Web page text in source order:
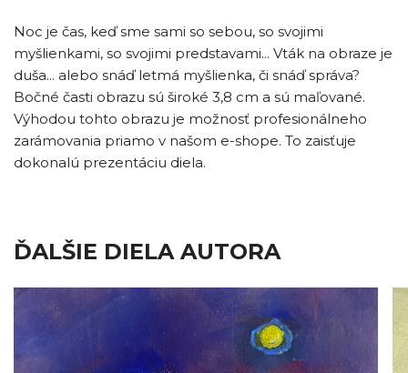
Noc je čas, keď sme sami so sebou, so svojimi
myšlienkami, so svojimi predstavami... Vták na obraze je
duša... alebo snáď letmá myšlienka, či snáď správa?
Bočné časti obrazu sú široké 3,8 cm a sú maľované.
Výhodou tohto obrazu je možnosť profesionálneho
zarámovania priamo v našom e-shope. To zaisťuje
dokonalú prezentáciu diela.
ĎALŠIE DIELA AUTORA